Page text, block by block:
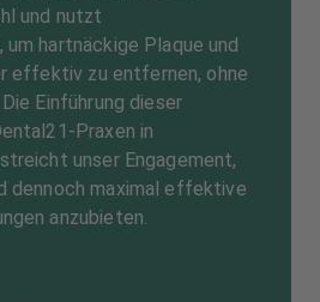
und nutzt
hartnäckige Plaque und
effektiv zu entfernen, ohne
Einführung dieser
Praxen in
unser Engagement,
dennoch maximal effektive
anzubieten.